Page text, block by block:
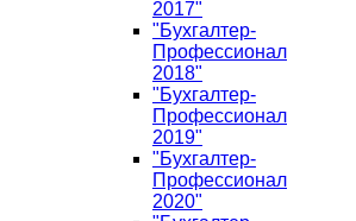
2017"
"Бухгалтер-
Профессионал
2018"
"Бухгалтер-
Профессионал
2019"
"Бухгалтер-
Профессионал
2020"